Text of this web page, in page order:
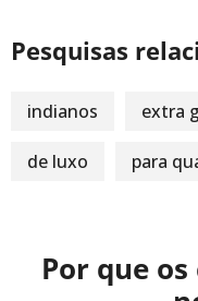
Pesquisas
indianos extra
de luxo para
Por que